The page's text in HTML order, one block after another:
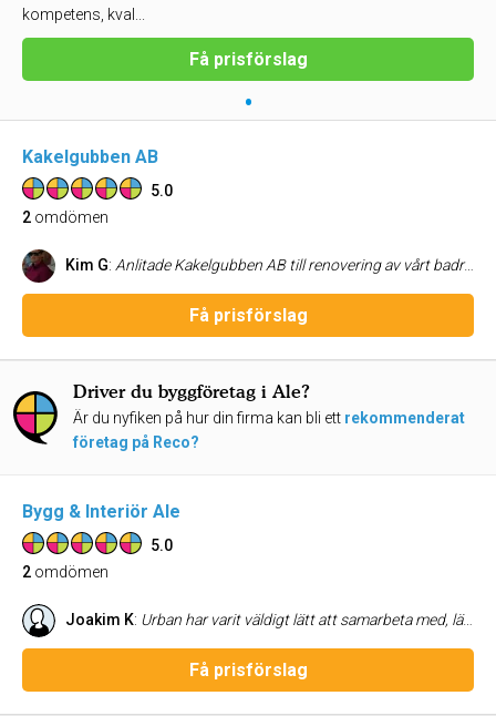
kompetens, kval...
Få prisförslag
•
Kakelgubben AB
5.0
2 omdömen
Kim G: Anlitade Kakelgubben AB till renovering av vårt badrum. Uppdraget de fick var att flytspackla, tätskikta, kakla, lägga klinker samt foga/mjukfog. Då vårt badrum är av speciell karaktär krävdes gedigen kundskap av dem vi anlitade, och vi blev inte besvikna. Tvärtemot blev vi positivt överraskade, blev bättre än vad vi trodde. De hade dessutom kunskap om Unidrain väggära golvränna, vilket inte alla företag har. Då detta var installerat hos oss var detta en stor fördel, då det krävs mer av montören i form av kunskap om vilka tätskikt som är godkända, samt att göra ett korrekt utförande av ju detta. De var lyhörda inför våra önskemål, tog till sig detta och berättade själva om sina förslag, för att tillsammans hitta rätt lösning. Kvalitetsdokumentet kom tillsammans med fakturan. Den genomgående känslan av Kakelgubben AB är Kvalitet, Kundbemötande och Kunskap. /Kim.
Få prisförslag
Driver du byggföretag i Ale?
Är du nyfiken på hur din firma kan bli ett rekommenderat
företag på Reco?
Bygg & Interiör Ale
5.0
2 omdömen
Joakim K: Urban har varit väldigt lätt att samarbeta med, lätt att nå,flexibel,håller vad han har lovat. Väldigt nogrann med sitt arbete. Vi är väldigt nöjda och kan varmt rekommenderas.
Få prisförslag